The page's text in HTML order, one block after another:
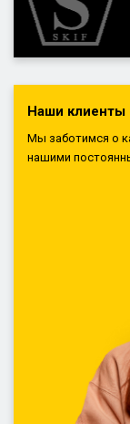
Наши клиенты
Мы заботимся о
нашими